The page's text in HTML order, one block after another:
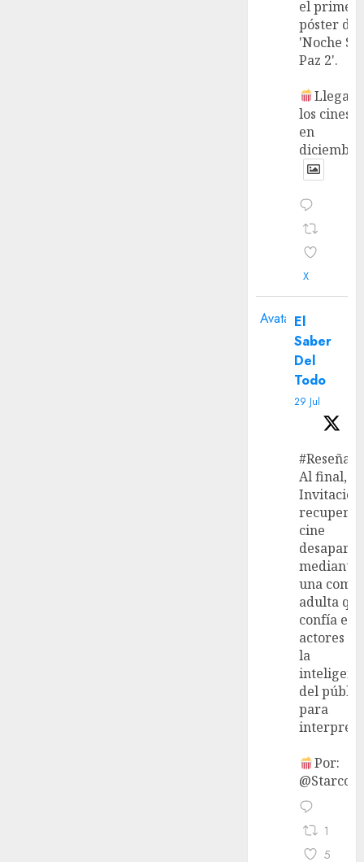
el primer
póster de
'Noche
Paz 2'.
Llega a
los cines
en
X
Avatar El
Saber
Del
Todo
29 Jul
#Reseña
Al final,
recupera
cine
mediante
una
adulta
confía en
actores y
la
del
para
Por:
1
5